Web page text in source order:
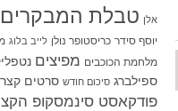
אלן טבלת המבקרים
יוסף סידר כריסטופר נולן לייב בלוג
מלחמת הכוכבים מפיצים
ספילברג סיכום חודש סרטים
פודקאסט סינמסקופ